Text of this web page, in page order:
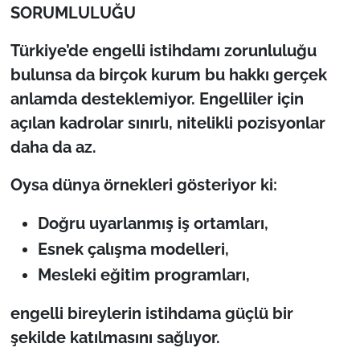
SORUMLULUĞU
Türkiye’de engelli istihdamı zorunluluğu
bulunsa da birçok kurum bu hakkı gerçek
anlamda desteklemiyor. Engelliler için
açılan kadrolar sınırlı, nitelikli pozisyonlar
daha da az.
Oysa dünya örnekleri gösteriyor ki:
Doğru uyarlanmış iş ortamları,
Esnek çalışma modelleri,
Mesleki eğitim programları,
engelli bireylerin istihdama güçlü bir
şekilde katılmasını sağlıyor.